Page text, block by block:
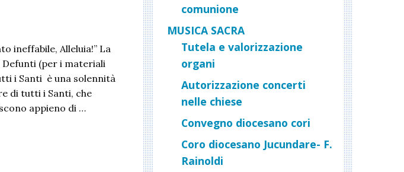
ineffabile, Alleluia!” La
Defunti (per i materiali
i Santi è una solennità
di tutti i Santi, che
appieno di …
comunione
MUSICA SACRA
Tutela e valorizzazione
organi
Autorizzazione concerti
nelle chiese
Convegno diocesano cori
Coro diocesano Jucundare- F.
Rainoldi